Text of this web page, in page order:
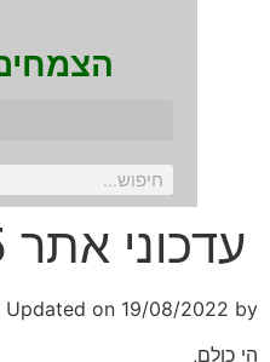
הצמחים
אתר 04/9/2015
Updated on19/08/2022